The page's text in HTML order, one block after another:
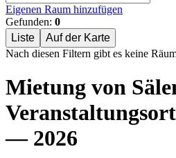
Eigenen Raum hinzufügen
Gefunden: 0
Liste
Auf der Karte
Nach diesen Filtern gibt es keine
Mietung von
— 2026